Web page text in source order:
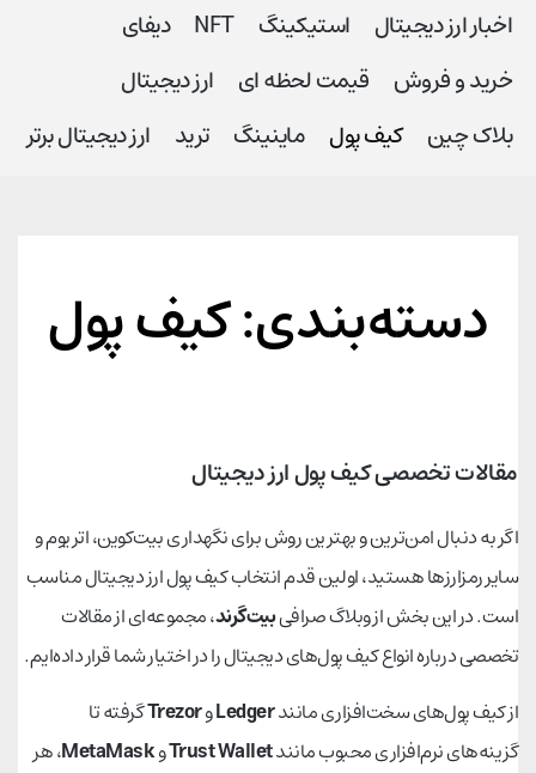
اخبار ارز دیجیتال استیکینگ NFT
دیفای
خرید و فروش
قیمت لحظه ای
ارز دیجیتال
بلاک‌ چین
کیف پول ماینینگ ترید ارز دیجیتال برتر
دسته‌بندی: کیف پول
مقالات تخصصی کیف پول ارز دیجیتال
اگر به دنبال امن‌ترین و بهترین روش برای نگهداری بیت‌کوین، اتریوم و
سایر رمزارزها هستید، اولین قدم انتخاب کیف پول ارز دیجیتال مناسب
است. در این بخش از وبلاگ صرافیبیت‌گرند، مجموعه‌ای از مقالات
تخصصی درباره انواع کیف پول‌های دیجیتال را در اختیار شما قرار داده‌ایم.
از کیف پول‌های سخت‌افزاری مانندLedgerوTrezorگرفته تا
گزینه‌های نرم‌افزاری محبوب مانندTrust WalletوMetaMask، هر